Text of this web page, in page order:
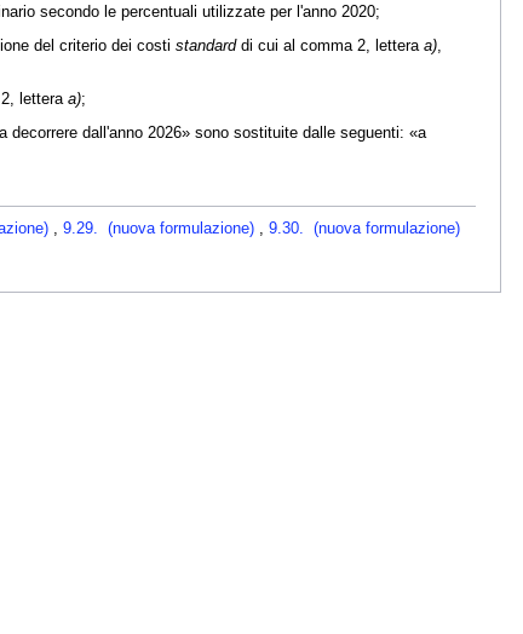
secondo le percentuali utilizzate per l'anno 2020;
del criterio dei costi standard di cui al comma 2, lettera a),
lettera a);
dall'anno 2026» sono sostituite dalle seguenti: «a
, 9.29. (nuova formulazione) , 9.30. (nuova formulazione)